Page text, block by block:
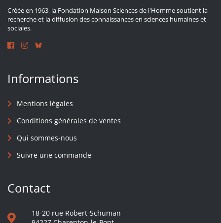
Créée en 1963, la Fondation Maison Sciences de l'Homme soutient la
recherche et la diffusion des connaissances en sciences humaines et
sociales.
Informations
Mentions légales
Conditions générales de ventes
Qui sommes-nous
Suivre une commande
Contact
18-20 rue Robert-Schuman